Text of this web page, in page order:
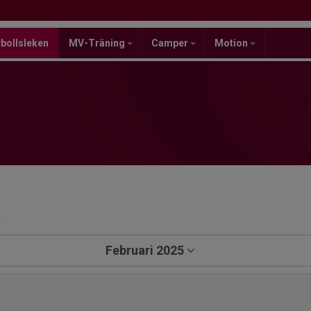
MV-Träning Camper Motion
Februari 2025